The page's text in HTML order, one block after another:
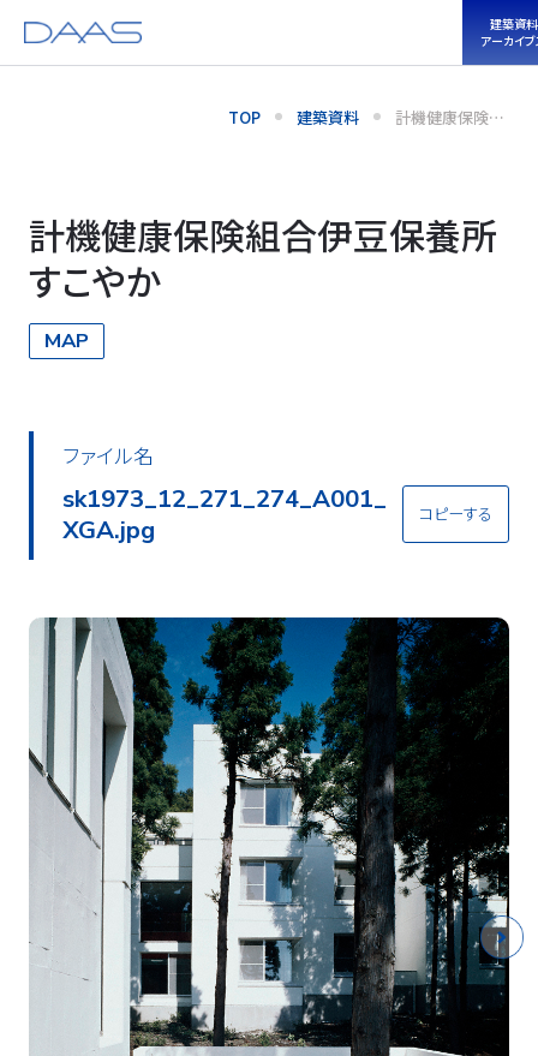
建築資料
アーカイ
TOP 建築資料 計機健康保険組
合伊豆保養所 す
計機健康保険組合伊豆保養所
すこやか
MAP
ファイル名
sk1973_12_271_274_A002_
XGA.jpg
コピーする